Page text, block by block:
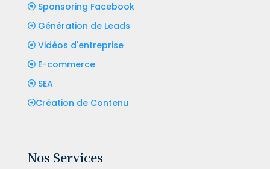
Sponsoring Facebook
Génération de Leads
Vidéos d'entreprise
E-commerce
SEA
Création de Contenu
Nos Services